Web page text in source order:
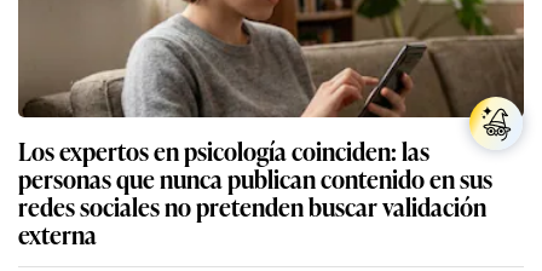
Los expertos en psicología coinciden: las
personas que nunca publican contenido en sus
redes sociales no pretenden buscar validación
externa